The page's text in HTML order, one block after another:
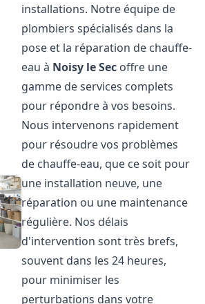
installations. Notre équipe de
plombiers spécialisés dans la
pose et la réparation de chauffe-
eau à Noisy le Sec offre une
gamme de services complets
pour répondre à vos besoins.
Nous intervenons rapidement
pour résoudre vos problèmes
de chauffe-eau, que ce soit pour
une installation neuve, une
réparation ou une maintenance
régulière. Nos délais
d'intervention sont très brefs,
souvent dans les 24 heures,
pour minimiser les
perturbations dans votre